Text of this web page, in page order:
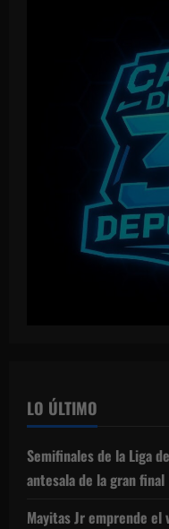
LO ÚLTIMO
Semifinales de la Liga
antesala de la gran final
Mayitas Jr emprende el